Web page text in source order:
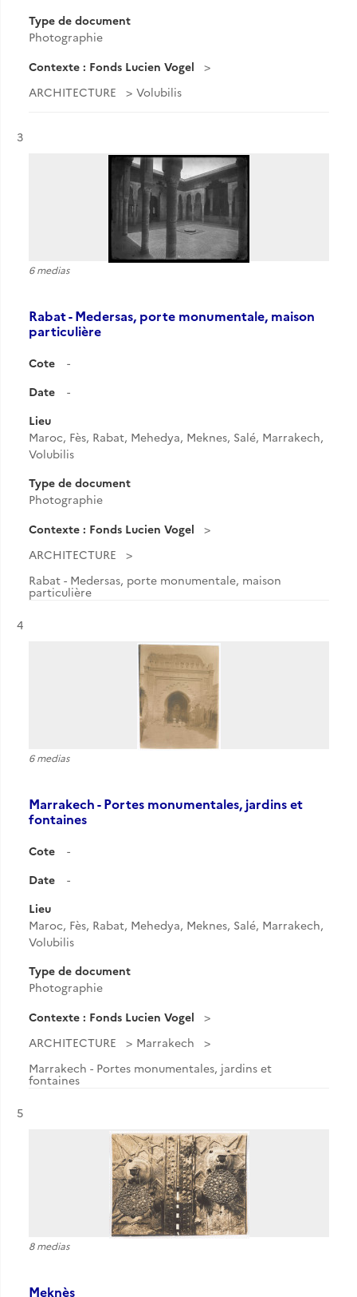
Type de document
Photographie
Contexte : Fonds Lucien Vogel
ARCHITECTURE
Volubilis
Résultat n°
3
6 medias
Rabat - Medersas, porte monumentale, maison
particulière
Cote
-
Date
-
Lieu
Maroc, Fès, Rabat, Mehedya, Meknes, Salé, Marrakech,
Volubilis
Type de document
Photographie
Contexte : Fonds Lucien Vogel
ARCHITECTURE
Rabat - Medersas, porte monumentale, maison
particulière
Résultat n°
4
6 medias
Marrakech - Portes monumentales, jardins et
fontaines
Cote
-
Date
-
Lieu
Maroc, Fès, Rabat, Mehedya, Meknes, Salé, Marrakech,
Volubilis
Type de document
Photographie
Contexte : Fonds Lucien Vogel
ARCHITECTURE
Marrakech
Marrakech - Portes monumentales, jardins et
fontaines
Résultat n°
5
8 medias
Meknès